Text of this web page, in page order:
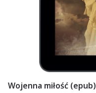
Wojenna miłość (epub)